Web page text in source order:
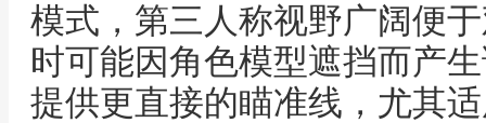
模式，第三人称视野广阔便
时可能因角色模型遮挡而产
提供更直接的瞄准线，尤其